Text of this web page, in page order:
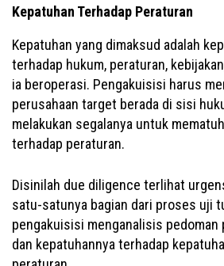
Kepatuhan Terhadap Peraturan
Kepatuhan yang dimaksud adalah
terhadap hukum, peraturan,
ia beroperasi. Pengakuisisi harus
perusahaan target berada di sisi
melakukan segalanya untuk
terhadap peraturan.
Disinilah due diligence terlihat
satu-satunya bagian dari proses uji
pengakuisisi menganalisis pedoman
dan kepatuhannya terhadap